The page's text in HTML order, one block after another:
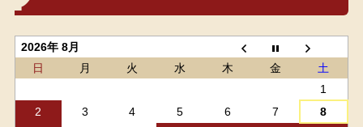
2026年 8月
日
月 火 水 木 金
土
1
2
3 4 5 6 7
8